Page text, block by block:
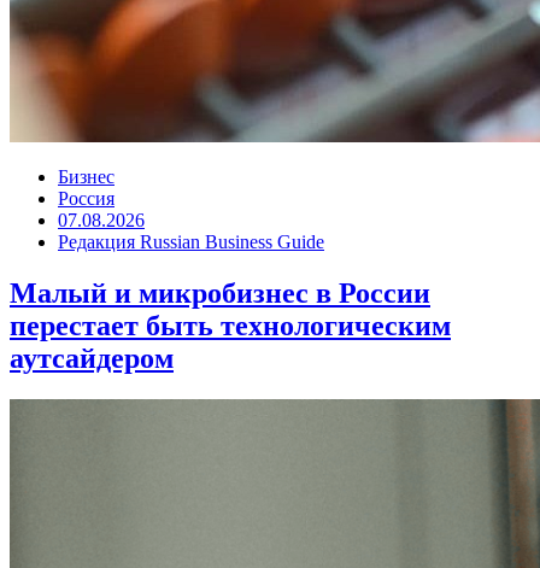
Бизнес
Россия
07.08.2026
Редакция Russian Business Guide
Малый и микробизнес в России
перестает быть технологическим
аутсайдером